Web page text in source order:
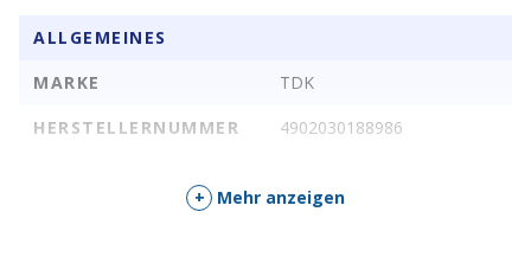
ALLGEMEINES
MARKE
TDK
HERSTELLERNUMMER
4902030188986
+ Mehr anzeigen